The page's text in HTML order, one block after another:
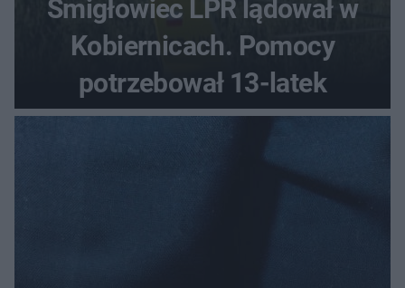
Śmigłowiec LPR lądował w
Kobiernicach. Pomocy
potrzebował 13-latek